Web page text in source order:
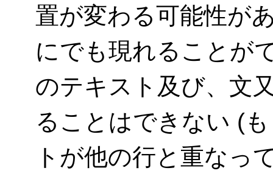
置が変わる可能性が
にでも現れることが
のテキスト及び、文
ることはできない (
トが他の行と重なっ